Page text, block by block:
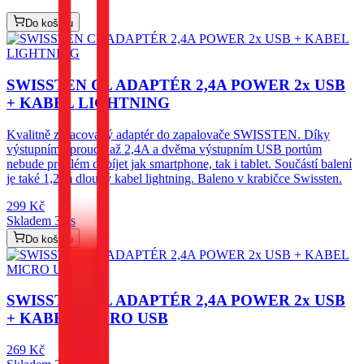
Do košíku
SWISSTEN CL ADAPTÉR 2,4A POWER 2x USB
+ KABEL LIGHTNING
Kvalitně zpracovaný adaptér do zapalovače SWISSTEN. Díky
výstupnímu proudu až 2,4A a dvěma výstupním USB portům
nebude problém dobíjet jak smartphone, tak i tablet. Součástí balení
je také 1,2 m dlouhý kabel lightning. Baleno v krabičce Swissten.
299 Kč
Skladem 3 ks
Do košíku
SWISSTEN CL ADAPTÉR 2,4A POWER 2x USB
+ KABEL MICRO USB
269 Kč